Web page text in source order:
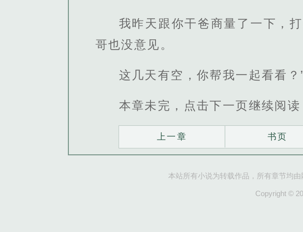
我昨天跟你干爸商量了一下，
哥也没意见。
这几天有空，你帮我一起看看？
本章未完，点击下一页继续阅读
上一章 书页
本站所有小说为转载作品，所有章节均
Copyright ©